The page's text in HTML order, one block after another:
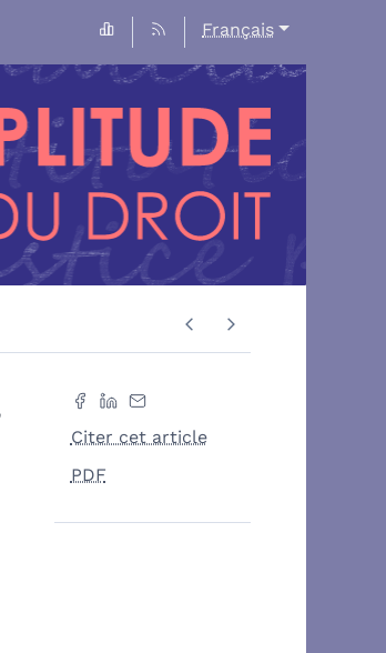
Français
Citer cet article
PDF